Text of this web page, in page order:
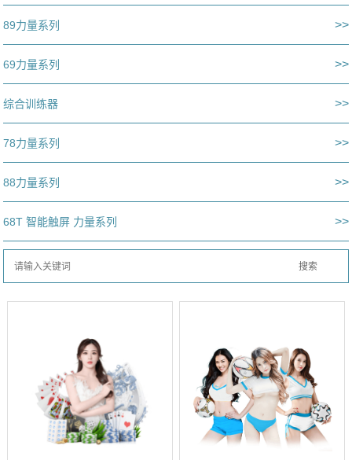
89力量系列 >>
69力量系列 >>
综合训练器 >>
78力量系列 >>
88力量系列 >>
68T 智能触屏 力量系列 >>